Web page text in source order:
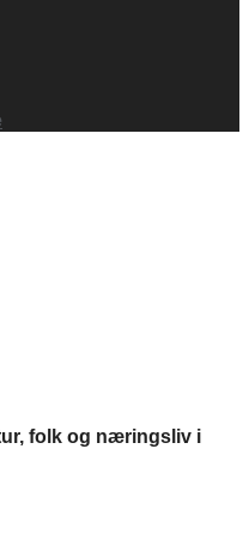
folk og næringsliv i